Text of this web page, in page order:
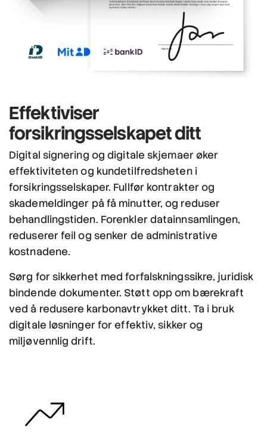
Effektiviser
forsikringsselskapet ditt
Digital signering og digitale skjemaer øker
effektiviteten og kundetilfredsheten i
forsikringsselskaper. Fullfør kontrakter og
skademeldinger på få minutter, og reduser
behandlingstiden. Forenkler datainnsamlingen,
reduserer feil og senker de administrative
kostnadene.
Sørg for sikkerhet med forfalskningssikre, juridisk
bindende dokumenter. Støtt opp om bærekraft
ved å redusere karbonavtrykket ditt. Ta i bruk
digitale løsninger for effektiv, sikker og
miljøvennlig drift.